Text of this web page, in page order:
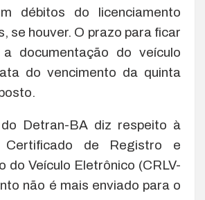
débitos do licenciamento
se houver. O prazo para ficar
documentação do veículo
do vencimento da quinta
Detran-BA diz respeito à
Certificado de Registro e
do Veículo Eletrônico (CRLV-
não é mais enviado para o